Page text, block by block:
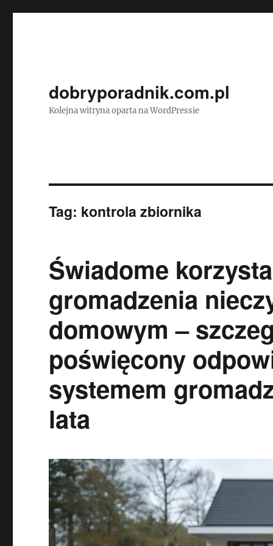
dobryporadnik.com.pl
Kolejna witryna oparta na WordPressie
Tag: kontrola zbiornika
Świadome
gromadzenia
domowym –
poświęcony
systemem
lata